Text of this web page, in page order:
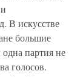
В искусстве
большие
партия не
голосов.